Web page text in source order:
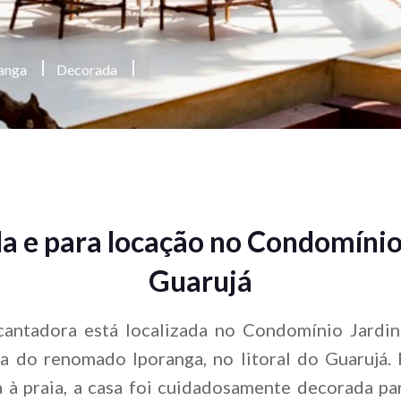
| Decorada |
e para locação no
Guarujá
está localizada no Condomínio
do renomado Iporanga, no litoral do Guarujá.
praia, a casa foi cuidadosamente decorada